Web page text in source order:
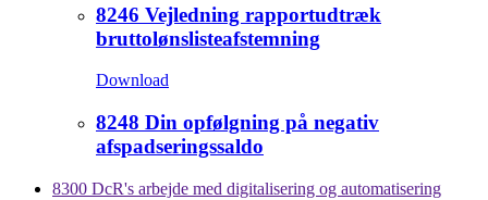
8246 Vejledning rapportudtræk
bruttolønslisteafstemning
Download
8248 Din opfølgning på negativ
afspadseringssaldo
8300 DcR's arbejde med digitalisering og automatisering